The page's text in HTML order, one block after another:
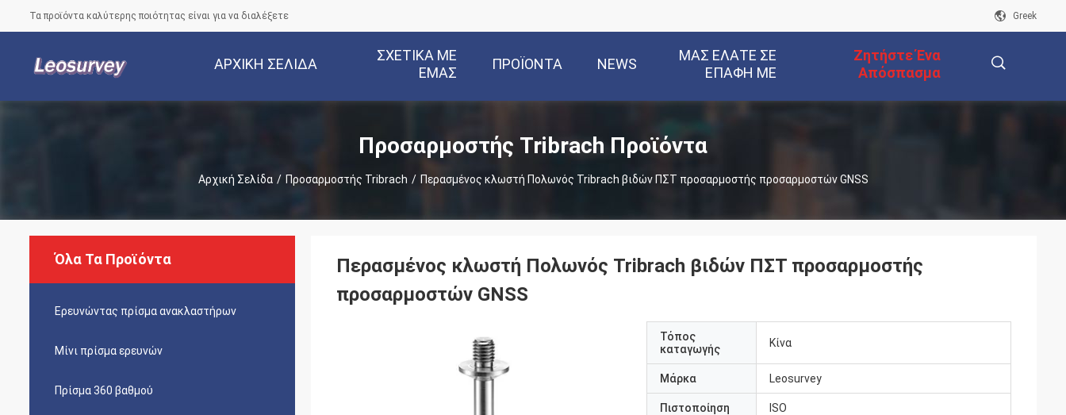
Τα προϊόντα καλύτερης ποιότητας είναι για να διαλέξετε Greek
ΑΡΧΙΚΉ ΣΕΛΊΔΑ
ΣΧΕΤΙΚΆ ΜΕ
ΕΜΆΣ
ΠΡΟΪΌΝΤΑ NEWS
ΜΑΣ ΕΛΆΤΕ ΣΕ
ΕΠΑΦΉ ΜΕ
Ζητήστε Ένα
Απόσπασμα
Προσαρμοστής Tribrach Προϊόντα
Αρχική Σελίδα / Προσαρμοστής Tribrach / Περασμένος κλωστή Πολωνός Tribrach βιδών ΠΣΤ προσαρμοστής προσαρμοστών GNSS
Όλα Τα Προϊόντα
Ερευνώντας πρίσμα ανακλαστήρων
Μίνι πρίσμα ερευνών
Πρίσμα 360 βαθμού
Περασμένος κλωστή Πολωνός Tribrach βιδών ΠΣΤ προσαρμοστής
προσαρμοστών GNSS
Τόπος
καταγωγής
Κίνα
Μάρκα Leosurvey
Πιστοποίηση ISO